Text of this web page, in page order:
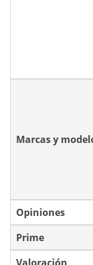
Marcas y
Opiniones
Prime